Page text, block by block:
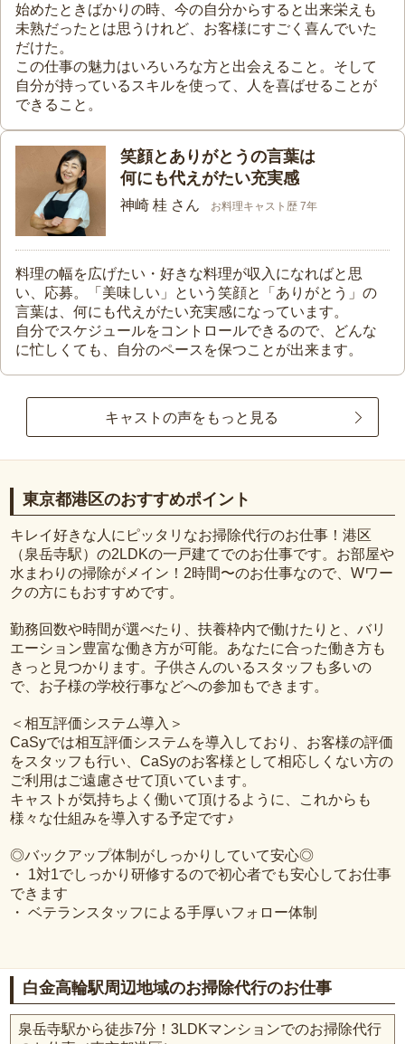
始めたときばかりの時、今の自分からすると出来栄えも
未熟だったとは思うけれど、お客様にすごく喜んでいた
だけた。
この仕事の魅力はいろいろな方と出会えること。そして
自分が持っているスキルを使って、人を喜ばせることが
できること。
笑顔とありがとうの言葉は
何にも代えがたい充実感
神崎 桂 さん お料理キャスト歴 7年
料理の幅を広げたい・好きな料理が収入になればと思
い、応募。「美味しい」という笑顔と「ありがとう」の
言葉は、何にも代えがたい充実感になっています。
自分でスケジュールをコントロールできるので、どんな
に忙しくても、自分のペースを保つことが出来ます。
キャストの声をもっと見る
東京都港区のおすすめポイント
キレイ好きな人にピッタリなお掃除代行のお仕事！港区
（泉岳寺駅）の2LDKの一戸建てでのお仕事です。お部屋や
水まわりの掃除がメイン！2時間〜のお仕事なので、Wワー
クの方にもおすすめです。
勤務回数や時間が選べたり、扶養枠内で働けたりと、バリ
エーション豊富な働き方が可能。あなたに合った働き方も
きっと見つかります。子供さんのいるスタッフも多いの
で、お子様の学校行事などへの参加もできます。
＜相互評価システム導入＞
CaSyでは相互評価システムを導入しており、お客様の評価
をスタッフも行い、CaSyのお客様として相応しくない方の
ご利用はご遠慮させて頂いています。
キャストが気持ちよく働いて頂けるように、これからも
様々な仕組みを導入する予定です♪
◎バックアップ体制がしっかりしていて安心◎
・ 1対1でしっかり研修するので初心者でも安心してお仕事
できます
・ ベテランスタッフによる手厚いフォロー体制
白金高輪駅周辺地域のお掃除代行のお仕事
泉岳寺駅から徒歩7分！3LDKマンションでのお掃除代行